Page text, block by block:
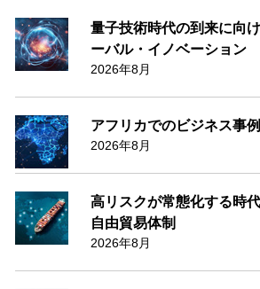
量子技術時代の到来に向
ーバル・イノベーション
2026年8月
アフリカでのビジネス事例
2026年8月
高リスクが常態化する時
自由貿易体制
2026年8月